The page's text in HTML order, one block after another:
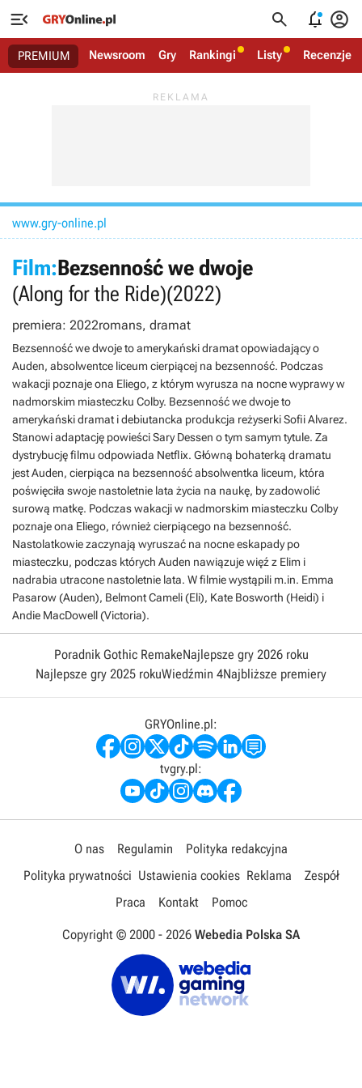
   
PREMIUM Newsroom Gry Rankingi Listy Recenzje
www.gry-online.pl
Film:Bezsenność we dwoje
(Along for the Ride)(2022)
premiera: 2022romans, dramat
Bezsenność we dwoje to amerykański dramat opowiadający o
Auden, absolwentce liceum cierpiącej na bezsenność. Podczas
wakacji poznaje ona Eliego, z którym wyrusza na nocne wyprawy w
nadmorskim miasteczku Colby. Bezsenność we dwoje to
amerykański dramat i debiutancka produkcja reżyserki Sofii Alvarez.
Stanowi adaptację powieści Sary Dessen o tym samym tytule. Za
dystrybucję filmu odpowiada Netflix. Główną bohaterką dramatu
jest Auden, cierpiąca na bezsenność absolwentka liceum, która
poświęciła swoje nastoletnie lata życia na naukę, by zadowolić
surową matkę. Podczas wakacji w nadmorskim miasteczku Colby
poznaje ona Eliego, również cierpiącego na bezsenność.
Nastolatkowie zaczynają wyruszać na nocne eskapady po
miasteczku, podczas których Auden nawiązuje więź z Elim i
nadrabia utracone nastoletnie lata. W filmie wystąpili m.in. Emma
Pasarow (Auden), Belmont Cameli (Eli), Kate Bosworth (Heidi) i
Andie MacDowell (Victoria).
Poradnik Gothic RemakeNajlepsze gry 2026 roku
Najlepsze gry 2025 rokuWiedźmin 4Najbliższe premiery
GRYOnline.pl:
tvgry.pl:
O nas Regulamin
Polityka redakcyjna
Polityka prywatności Ustawienia cookies Reklama
Zespół
Praca
Kontakt Pomoc
Copyright © 2000 - 2026 Webedia Polska SA